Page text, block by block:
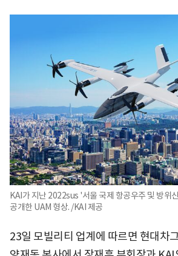
KAI가 지난 2022sus '서울 국제 항공우주 및 방위
공개한 UAM 형상. /KAI 제공
23일 모빌리티 업계에 따르면 현대차